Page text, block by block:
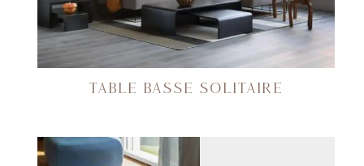
TABLE BASSE SOLITAIRE